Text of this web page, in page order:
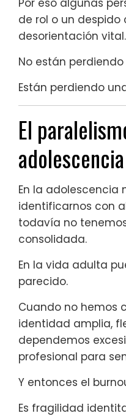
de rol o un
desorientación vital.
No están
Están perdiendo
El
adolescencia
En la adolescencia
identificarnos con
todavía no
consolidada.
En la vida adulta
parecido.
Cuando no hemos
identidad amplia,
dependemos
profesional para
Y entonces el
Es fragilidad